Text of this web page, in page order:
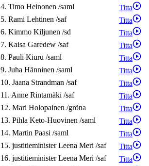
4. Timo Heinonen /saml
Titta
5. Rami Lehtinen /saf
Titta
6. Kimmo Kiljunen /sd
Titta
7. Kaisa Garedew /saf
Titta
8. Pauli Kiuru /saml
Titta
9. Juha Hänninen /saml
Titta
10. Jaana Strandman /saf
Titta
11. Anne Rintamäki /saf
Titta
12. Mari Holopainen /gröna
Titta
13. Pihla Keto-Huovinen /saml
Titta
14. Martin Paasi /saml
Titta
15. justitieminister Leena Meri /saf
Titta
16. justitieminister Leena Meri /saf
Titta